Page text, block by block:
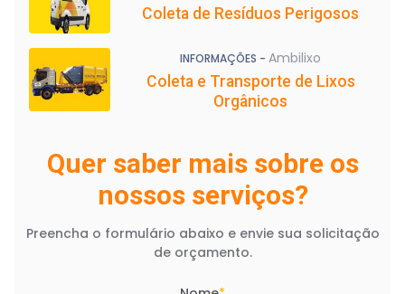
Coleta de Resíduos Perigosos
INFORMAÇÕES - Ambilixo
Coleta e Transporte de Lixos
Orgânicos
Quer saber mais sobre os
nossos serviços?
Preencha o formulário abaixo e envie sua solicitação
de orçamento.